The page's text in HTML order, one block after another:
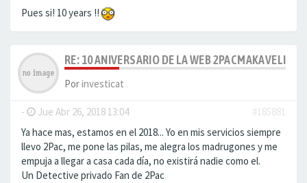
Pues si! 10 years !!
RE: 10 ANIVERSARIO DE LA WEB 2PACMAKAVELI.ES
Porinvesticat
- Jue Abr 26, 2018 13:04
#185881
Ya hace mas, estamos en el 2018... Yo en mis servicios siempre
llevo 2Pac, me pone las pilas, me alegra los madrugones y me
empuja a llegar a casa cada día, no existirá nadie como el.
Un Detective privado Fan de 2Pac